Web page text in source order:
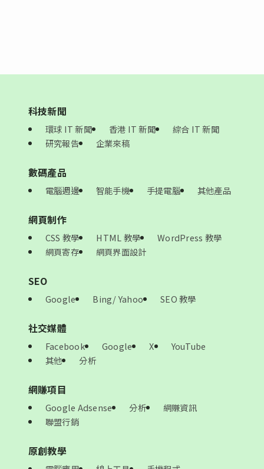
科技新聞
環球 IT 新聞 香港 IT 新聞
綜合 IT 新聞
研究報告
企業來稿
數碼產品
電腦週邊 智能手機 手提電腦 其他產品
網頁制作
CSS 教學 HTML 教學
WordPress 教學
網頁寄存
網頁界面設計
SEO
Google Bing/ Yahoo SEO 教學
社交媒體
Facebook Google X
YouTube
其他
分析
網賺項目
Google Adsense 分析
網賺資訊
聯盟行銷
原創教學